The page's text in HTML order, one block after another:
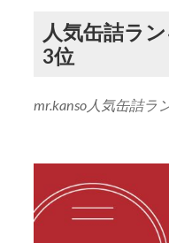
人気缶詰ラ
3位
mr.kanso人気缶詰ラ